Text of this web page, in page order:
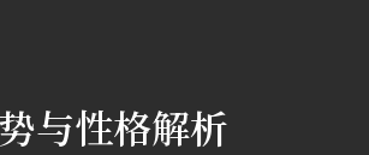
与性格解析